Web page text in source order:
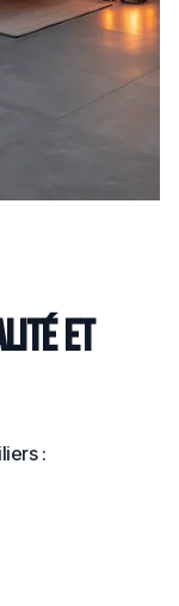
et
: